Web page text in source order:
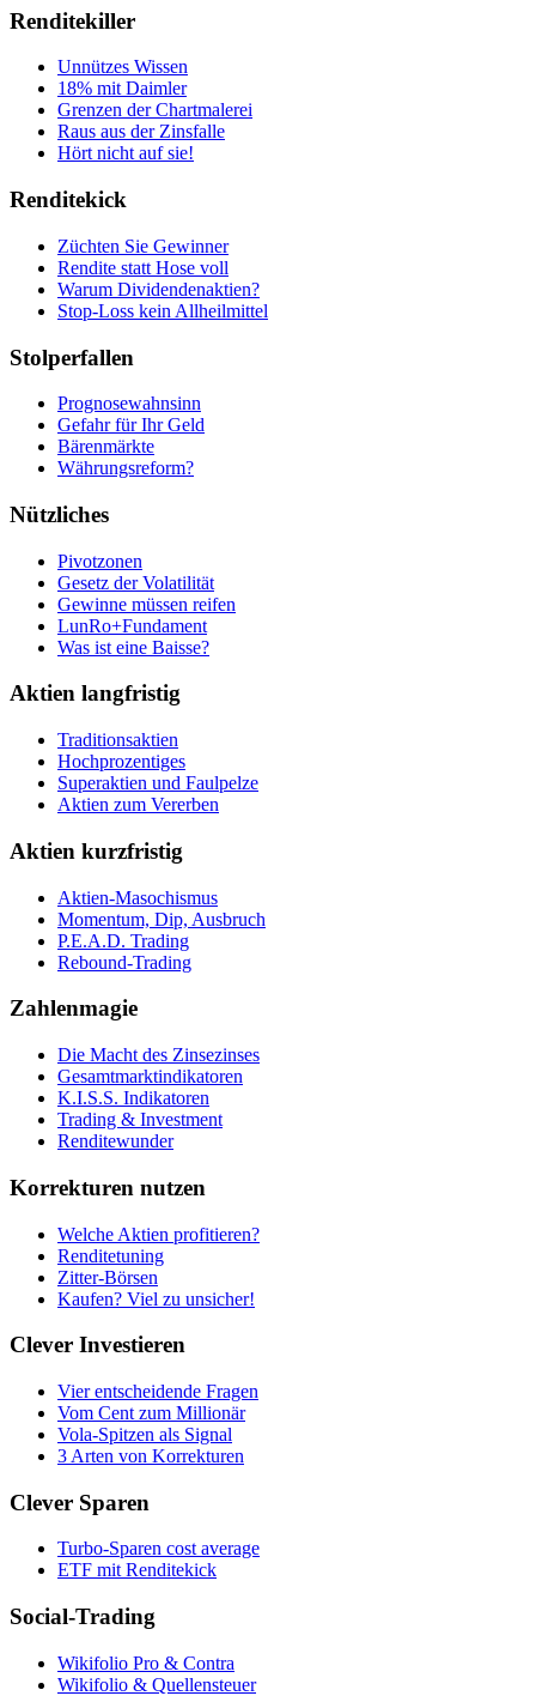
Renditekiller
Unnützes Wissen
18% mit Daimler
Grenzen der Chartmalerei
Raus aus der Zinsfalle
Hört nicht auf sie!
Renditekick
Züchten Sie Gewinner
Rendite statt Hose voll
Warum Dividendenaktien?
Stop-Loss kein Allheilmittel
Stolperfallen
Prognosewahnsinn
Gefahr für Ihr Geld
Bärenmärkte
Währungsreform?
Nützliches
Pivotzonen
Gesetz der Volatilität
Gewinne müssen reifen
LunRo+Fundament
Was ist eine Baisse?
Aktien langfristig
Traditionsaktien
Hochprozentiges
Superaktien und Faulpelze
Aktien zum Vererben
Aktien kurzfristig
Aktien-Masochismus
Momentum, Dip, Ausbruch
P.E.A.D. Trading
Rebound-Trading
Zahlenmagie
Die Macht des Zinsezinses
Gesamtmarktindikatoren
K.I.S.S. Indikatoren
Trading & Investment
Renditewunder
Korrekturen nutzen
Welche Aktien profitieren?
Renditetuning
Zitter-Börsen
Kaufen? Viel zu unsicher!
Clever Investieren
Vier entscheidende Fragen
Vom Cent zum Millionär
Vola-Spitzen als Signal
3 Arten von Korrekturen
Clever Sparen
Turbo-Sparen cost average
ETF mit Renditekick
Social-Trading
Wikifolio Pro & Contra
Wikifolio & Quellensteuer